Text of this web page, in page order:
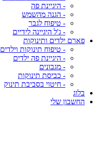
- היגיינת פה
- הגנה מהשמש
- טיפוח לגבר
- ג'ל היגיינה לידיים
פארם ילדים ותינוקות
- טיפוח תינוקות וילדים
- היגיינת פה ילדים
- מגבונים
- כביסת תינוקות
- חיטוי בסביבת תינוק
בלוג
החשבון שלי